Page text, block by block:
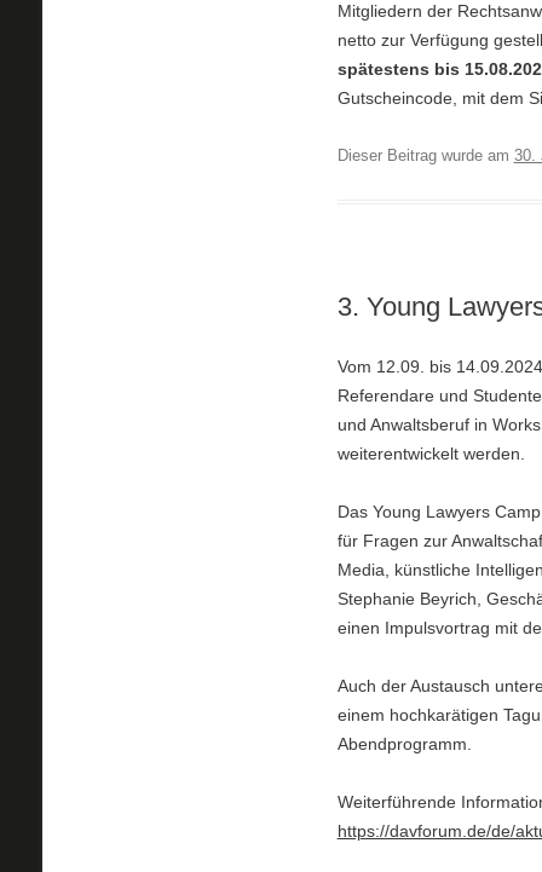
Mitgliedern der
netto zur Verfügung
spätestens bis
Gutscheincode, mit dem
Dieser Beitrag wurde am 30.
3. Young
Vom 12.09. bis
Referendare und
und Anwaltsberuf in
weiterentwickelt werden.
Das Young Lawyers
für Fragen zur
Media, künstliche
Stephanie Beyrich,
einen Impulsvortrag mit
Auch der Austausch
einem hochkarätigen
Abendprogramm.
Weiterführende
https://davforum.de/de/